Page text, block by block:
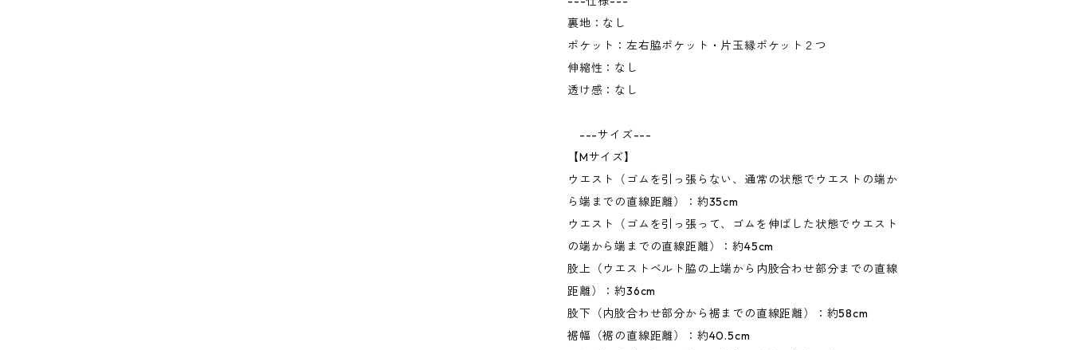
裏地：なし
ポケット：左右脇ポケット・片玉縁ポケット２つ
伸縮性：なし
透け感：なし
---サイズ---
【Mサイズ】
ウエスト（ゴムを引っ張らない、通常の状態でウエストの端か
ら端までの直線距離）：約35cm
ウエスト（ゴムを引っ張って、ゴムを伸ばした状態でウエスト
の端から端までの直線距離）：約45cm
股上（ウエストベルト脇の上端から内股合わせ部分までの直線
距離）：約36cm
股下（内股合わせ部分から裾までの直線距離）：約58cm
裾幅（裾の直線距離）：約40.5cm